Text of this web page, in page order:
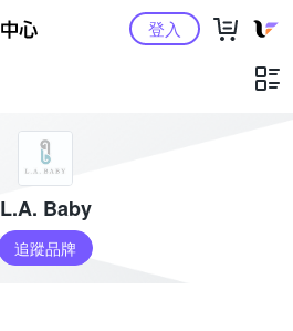
Yahoo購物中心登入
L.A. Baby
追蹤品牌